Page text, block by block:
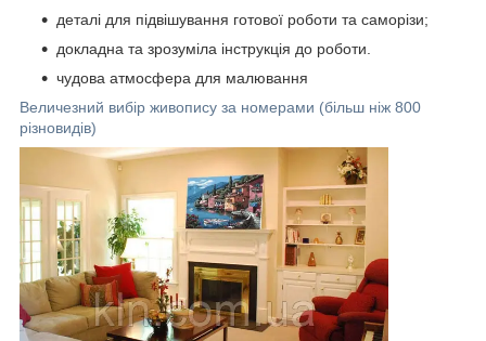
деталі для підвішування готової роботи та саморізи;
докладна та зрозуміла інструкція до роботи.
чудова атмосфера для малювання
Величезний вибір живопису за номерами (більш ніж 800
різновидів)